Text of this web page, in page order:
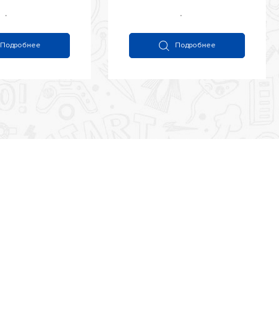
Подробнее Подробнее